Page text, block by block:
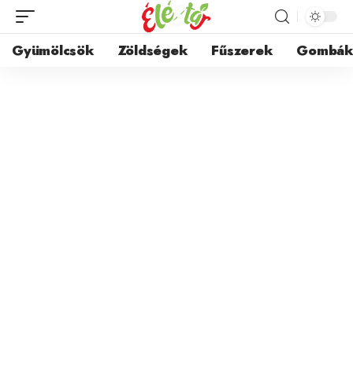
Gyümölcsök Zöldségek Fűszerek Gombák